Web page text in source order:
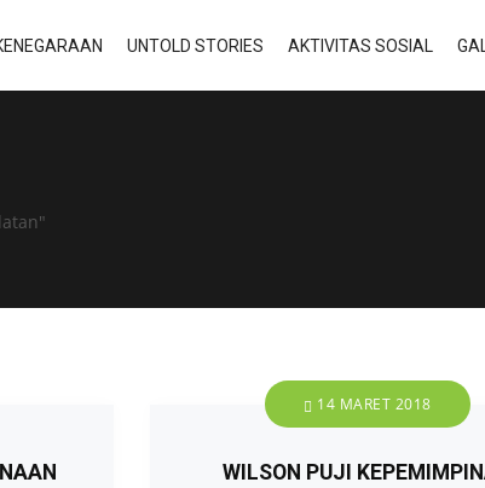
UNTOLD STORIES AKTIVITAS SOSIAL
14 MARET 2018
WILSON PUJI